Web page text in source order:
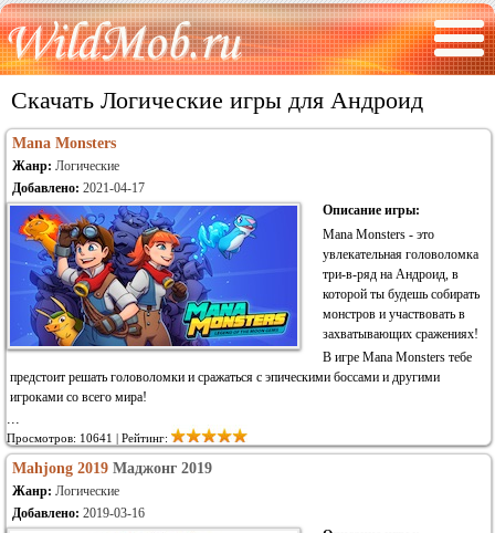
Скачать Логические игры для Андроид
Mana Monsters
Жанр: Логические
Добавлено: 2021-04-17
Описание игры:
Mana Monsters - это
увлекательная головоломка
три-в-ряд на Андроид, в
которой ты будешь собирать
монстров и участвовать в
захватывающих сражениях!
В игре Mana Monsters тебе
предстоит решать головоломки и сражаться с эпическими боссами и другими
игроками со всего мира!
...
Просмотров: 10641 | Рейтинг:
Mahjong 2019 Маджонг 2019
Жанр: Логические
Добавлено: 2019-03-16